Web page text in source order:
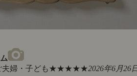
婦・子ども★★★★★2026年6月26